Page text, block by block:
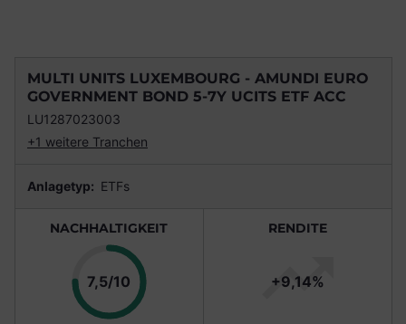
MULTI UNITS LUXEMBOURG - AMUNDI EURO
GOVERNMENT BOND 5-7Y UCITS ETF ACC
LU1287023003
+1 weitere Tranchen
Anlagetyp: ETFs
NACHHALTIGKEIT
7,5/10 Punkte
RENDITE
+9,14%